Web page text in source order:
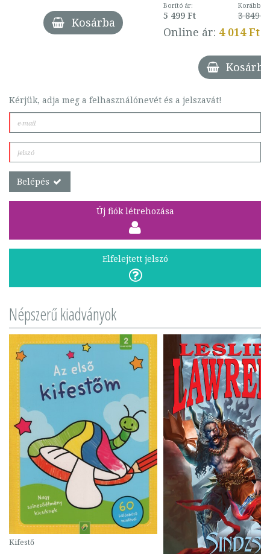
Kosárba
Borító ár:
5 499 Ft
Korábbi
3 849 Ft
Online ár: 4 014 Ft
Kosárba
Kérjük, adja meg a felhasználónevét és a jelszavát!
Belépés
Új fiók létrehozása
Elfelejtett jelszó
Népszerű kiadványok
Kifestő